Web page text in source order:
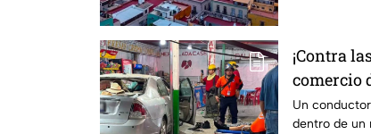
¡Contra
comercio
esto
Un
dentro de un